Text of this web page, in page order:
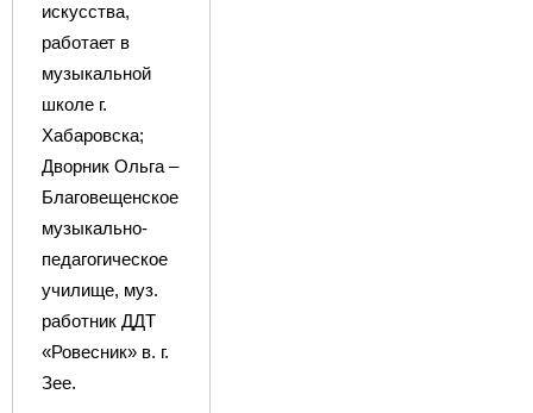
искусства,
работает в
музыкальной
школе г.
Хабаровска;
Дворник Ольга –
Благовещенское
музыкально-
педагогическое
училище, муз.
работник ДДТ
«Ровесник» в. г.
Зее.